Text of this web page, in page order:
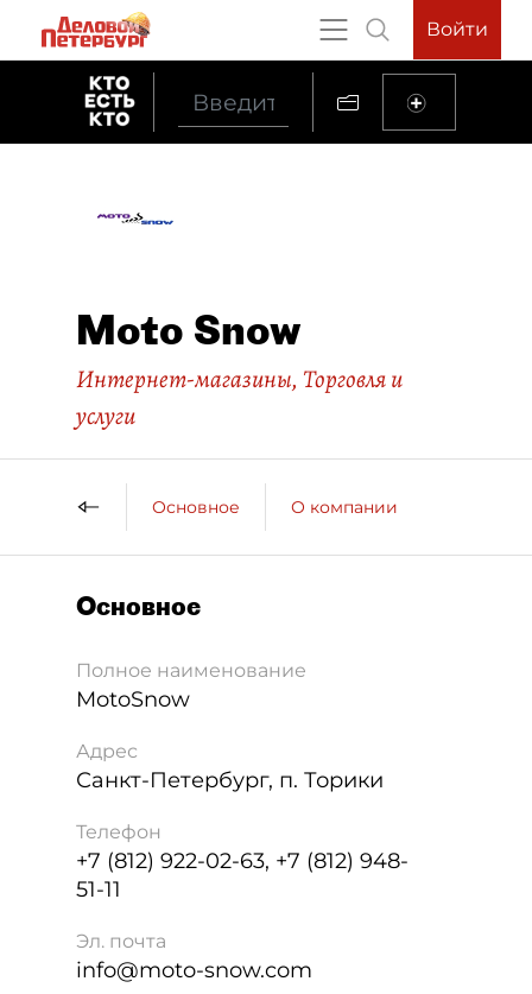
Войти
Moto Snow
Интернет-магазины, Торговля и
услуги
Основное О компании
Основное
Полное наименование
MotoSnow
Адрес
Санкт-Петербург, п. Торики
Телефон
+7 (812) 922-02-63, +7 (812) 948-
51-11
Эл. почта
info@moto-snow.com